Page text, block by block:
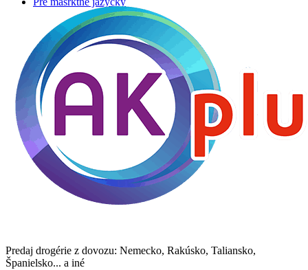
Predaj drogérie z dovozu: Nemecko, Rakúsko, Taliansko,
Španielsko... a iné